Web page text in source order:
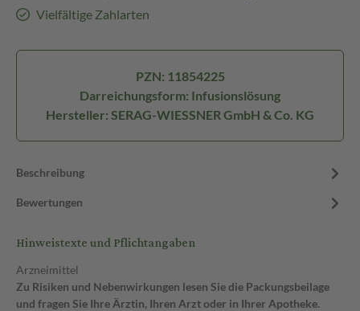
Vielfältige Zahlarten
PZN: 11854225
Darreichungsform: Infusionslösung
Hersteller: SERAG-WIESSNER GmbH & Co. KG
Beschreibung
Bewertungen
Hinweistexte und Pflichtangaben
Arzneimittel
Zu Risiken und Nebenwirkungen lesen Sie die Packungsbeilage
und fragen Sie Ihre Ärztin, Ihren Arzt oder in Ihrer Apotheke.